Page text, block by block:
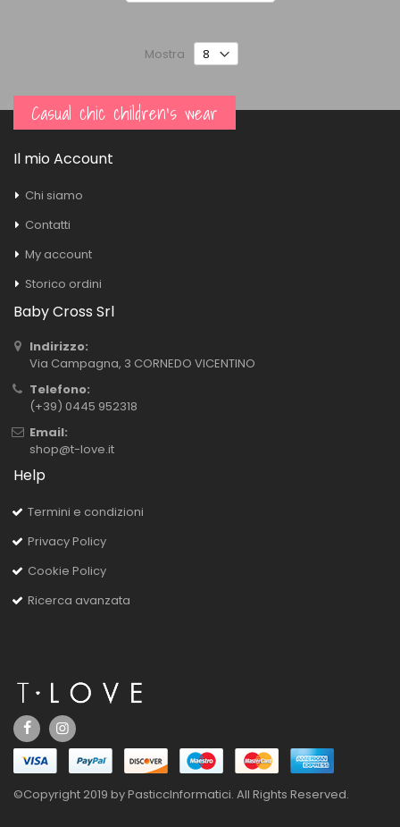
Mostra
Casual chic children's wear
Il mio Account
Chi siamo
Contatti
My account
Storico ordini
Baby Cross Srl
Indirizzo:
Via Campagna, 3 CORNEDO VICENTINO
Telefono:
(+39) 0445 952318
Email:
shop@t-love.it
Help
Termini e condizioni
Privacy Policy
Cookie Policy
Ricerca avanzata
©Copyright 2019 by PasticcInformatici. All Rights Reserved.